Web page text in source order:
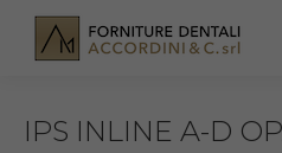
IPS INLINE A-D